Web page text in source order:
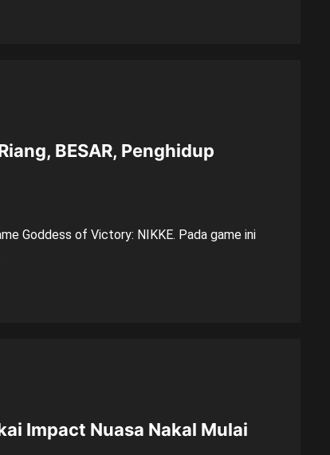
BESAR, Penghidup
Goddess of Victory: NIKKE. Pada game ini
Impact Nuasa Nakal Mulai